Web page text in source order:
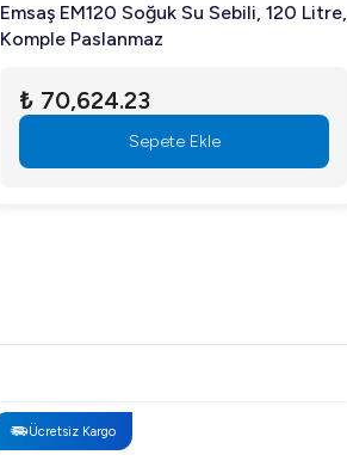
Emsaş EM120 Soğuk Su Sebili, 120 Litre,
Komple Paslanmaz
₺ 70,624.23
Sepete Ekle
Ücretsiz Kargo